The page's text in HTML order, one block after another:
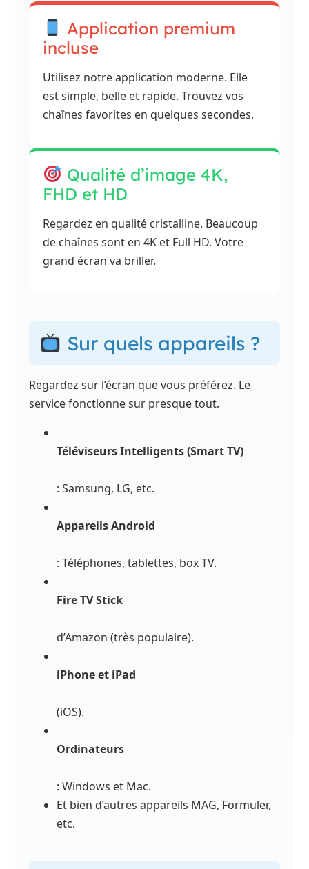
Application premium
incluse
Utilisez notre application moderne. Elle
est simple, belle et rapide. Trouvez vos
chaînes favorites en quelques secondes.
Qualité d’image 4K,
FHD et HD
Regardez en qualité cristalline. Beaucoup
de chaînes sont en 4K et Full HD. Votre
grand écran va briller.
Sur quels appareils ?
Regardez sur l’écran que vous préférez. Le
service fonctionne sur presque tout.
Téléviseurs Intelligents (Smart TV)
: Samsung, LG, etc.
Appareils Android
: Téléphones, tablettes, box TV.
Fire TV Stick
d’Amazon (très populaire).
iPhone et iPad
(iOS).
Ordinateurs
: Windows et Mac.
Et bien d’autres appareils MAG, Formuler,
etc.